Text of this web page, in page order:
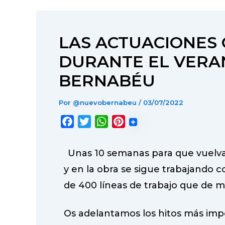
LAS ACTUACIONES
DURANTE EL
BERNABÉU
Por @nuevobernabeu / 03/07/2022
c
b
o
k
t
e
W
s
A
p
P
e
r
s
Unas 10 semanas para que
y en la obra se sigue trabajando
de 400 líneas de trabajo que de
Os adelantamos los hitos más